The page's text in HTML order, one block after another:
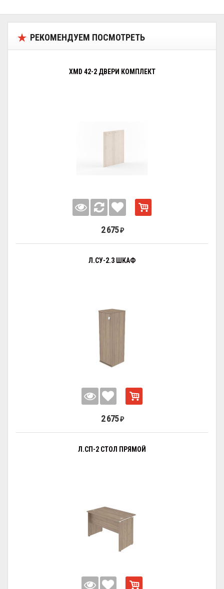
РЕКОМЕНДУЕМ ПОСМОТРЕТЬ
XMD 42-2 ДВЕРИ КОМПЛЕКТ
2 675 ₽
Л.СУ-2.3 ШКАФ
2 675 ₽
Л.СП-2 СТОЛ ПРЯМОЙ